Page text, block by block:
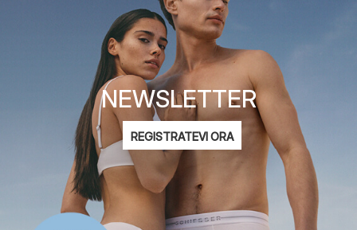
NEWSLETTER
Indirizzo
e-
REGISTRATEVI ORA
Mi interessa:
Moda femminile
Moda maschile
Moda bambini
ADIDAS